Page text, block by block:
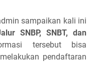
sampaikan kali ini
SNBP, SNBT, dan
tersebut bisa
pendaftaran